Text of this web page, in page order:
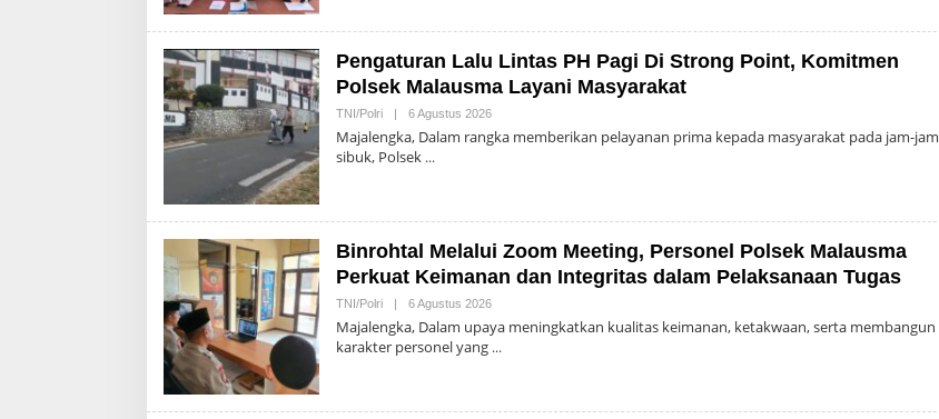
Pengaturan Lalu Lintas PH Pagi Di Strong Point, Komitmen
Polsek Malausma Layani Masyarakat
TNI/Polri | 6 Agustus 2026Oleh
Majalengka, Dalam rangka memberikan pelayanan prima kepada masyarakat pada jam-jam
sibuk, Polsek
Binrohtal Melalui Zoom Meeting, Personel Polsek Malausma
Perkuat Keimanan dan Integritas dalam Pelaksanaan Tugas
TNI/Polri | 6 Agustus 2026Oleh
Majalengka, Dalam upaya meningkatkan kualitas keimanan, ketakwaan, serta membangun
karakter personel yang